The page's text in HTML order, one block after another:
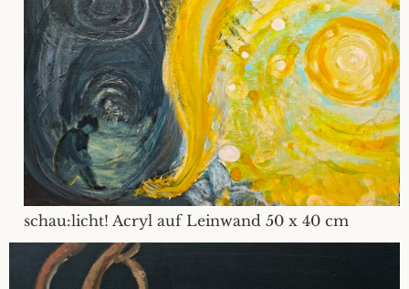
schau:licht! Acryl auf Leinwand 50 x 40 cm